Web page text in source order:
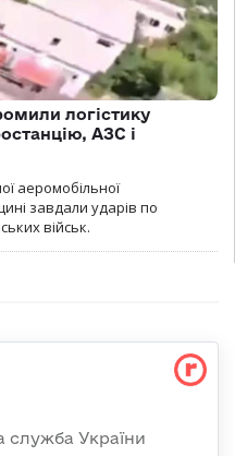
логістику
АЗС і
аеромобільної
завдали ударів по
військ.
України